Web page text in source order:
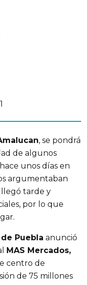
, se pondrá
de algunos
unos días en
argumentaban
llegó tarde y
por lo que
Puebla anunció
MAS Mercados,
centro de
de 75 millones